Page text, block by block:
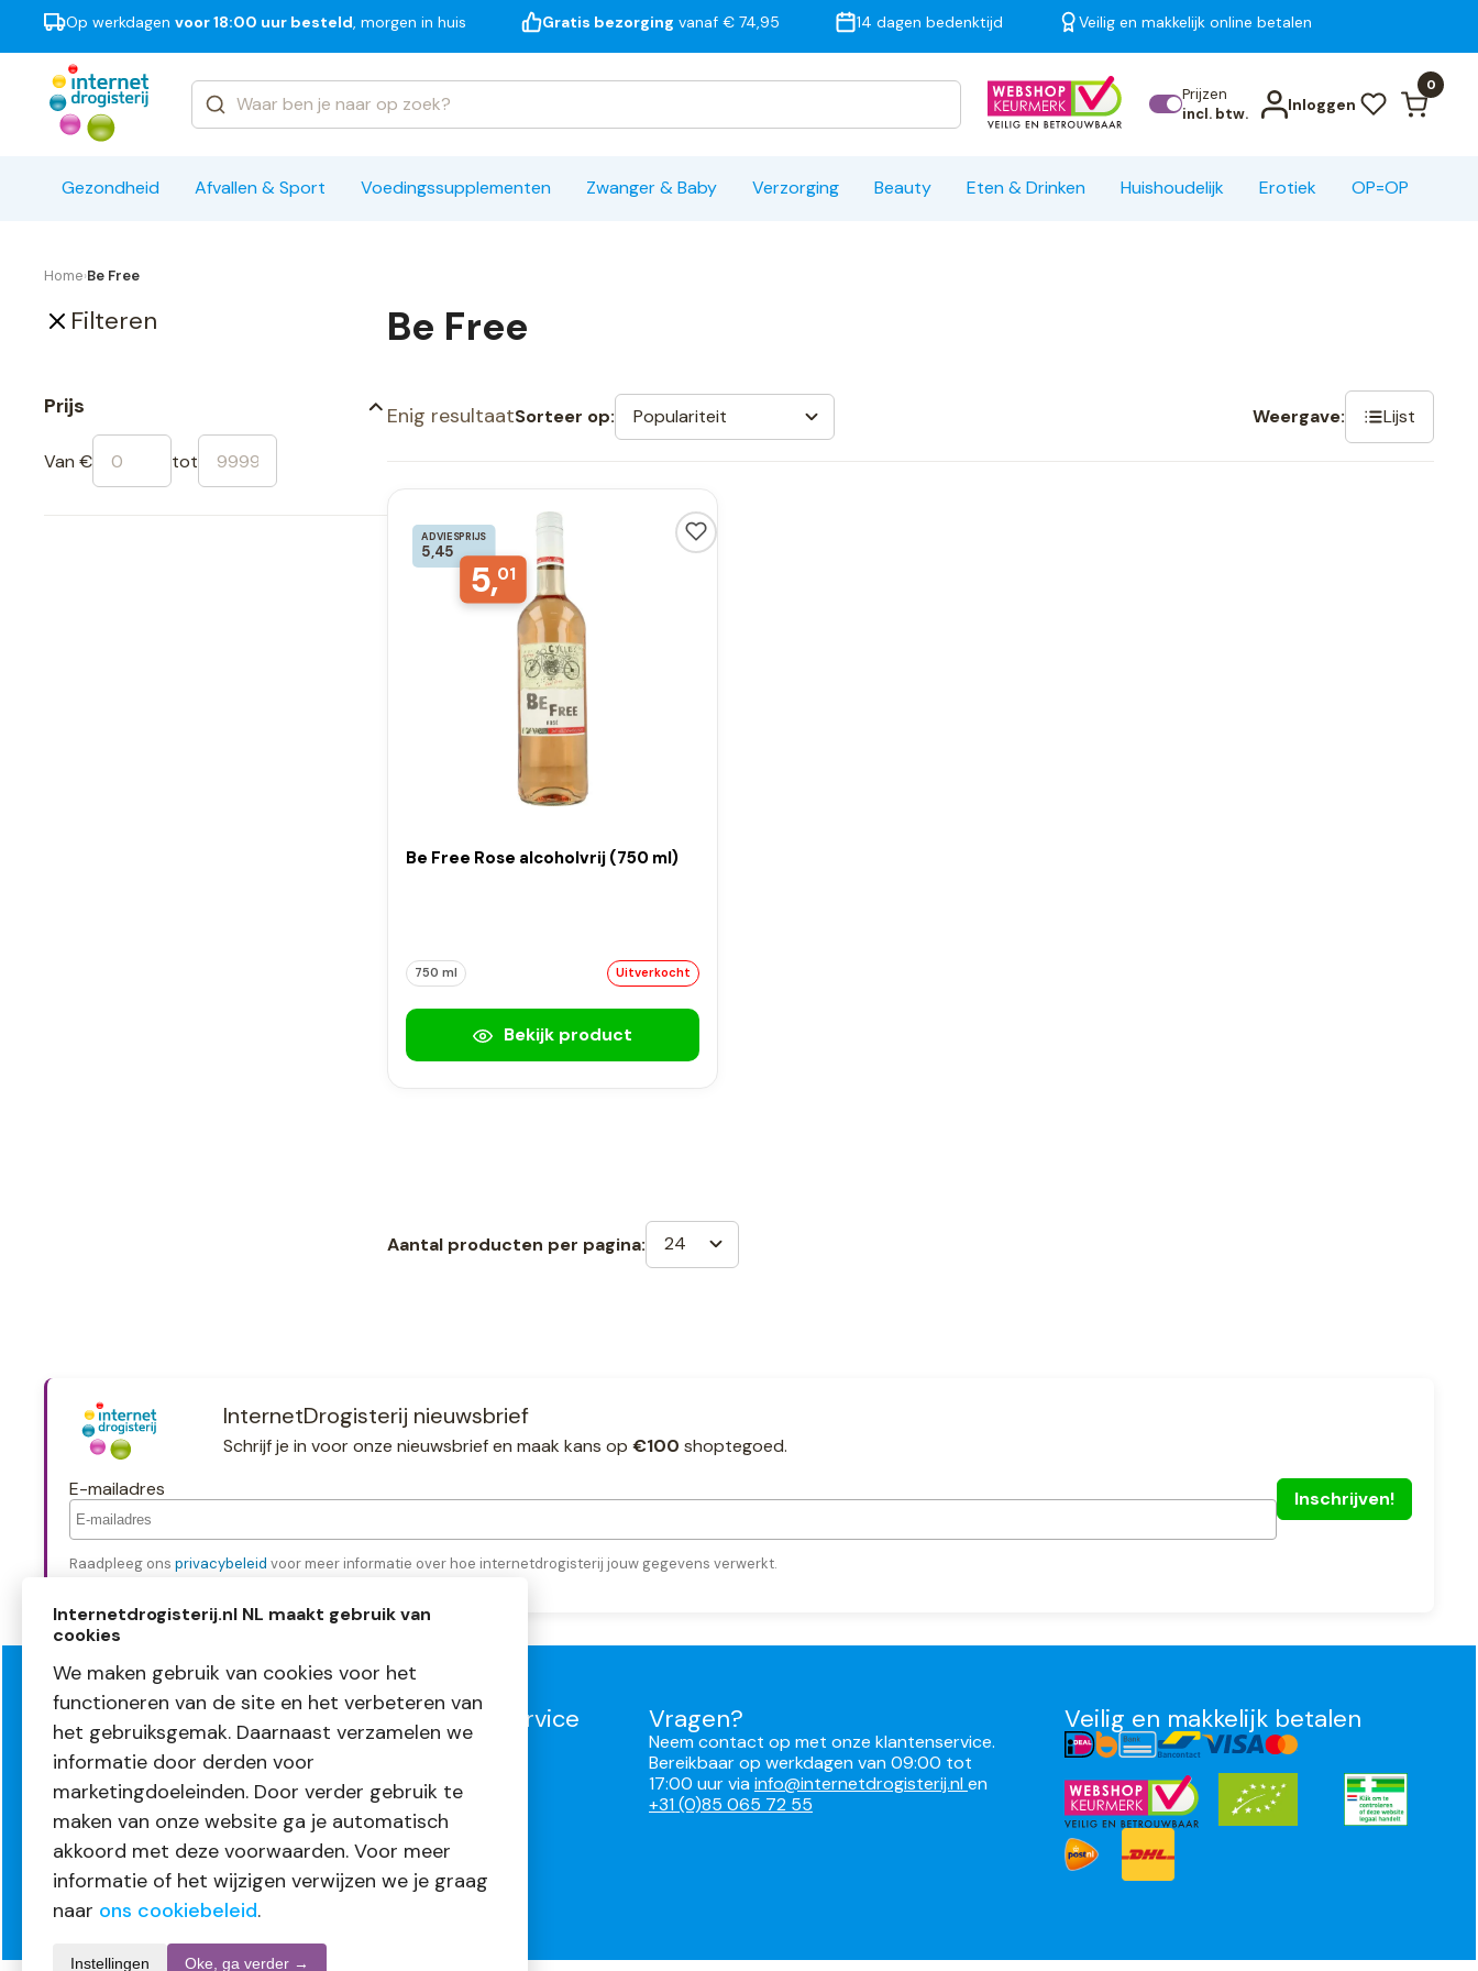
Op werkdagen voor 18:00 uur besteld, morgen in huis Gratis bezorging vanaf € 74,95 14 dagen bedenktijd Veilig en makkelijk online betalen
Prijzen
incl. btw.
Inloggen
0
Gezondheid Afvallen & Sport Voedingssupplementen Zwanger & Baby Verzorging Beauty Eten & Drinken Huishoudelijk Erotiek OP=OP
Merken Bekijk alle resultaten
Home›Be Free
Filteren
Prijs
Van € tot
Be Free
Enig resultaatSorteer op: Populariteit Weergave: Lijst
ADVIESPRIJS
5,45
5,01
Be Free Rose alcoholvrij (750 ml)
750 ml Uitverkocht
Bekijk product
Aantal producten per pagina: 24
InternetDrogisterij nieuwsbrief
Schrijf je in voor onze nieuwsbrief en maak kans op €100 shoptegoed.
E-mailadres
Raadpleeg ons privacybeleid voor meer informatie over hoe internetdrogisterij jouw gegevens verwerkt.
Over InternetDrogisterij.nl
Mijn account
Nieuwsbrief
Blogs
Vacatures
Volg ons
Klantenservice
Bestellen
Levering
Retourneren
Garantie
Vragen?
Neem contact op met onze klantenservice.
Bereikbaar op werkdagen van 09:00 tot
17:00 uur viainfo@internetdrogisterij.nlen
+31 (0)85 065 72 55
Veilig en makkelijk betalen
Internetdrogisterij.nl NL maakt gebruik van
cookies
We maken gebruik van cookies voor het
functioneren van de site en het verbeteren van
het gebruiksgemak. Daarnaast verzamelen we
informatie door derden voor
marketingdoeleinden. Door verder gebruik te
maken van onze website ga je automatisch
akkoord met deze voorwaarden. Voor meer
informatie of het wijzigen verwijzen we je graag
naar ons cookiebeleid.
Instellingen Oke, ga verder →